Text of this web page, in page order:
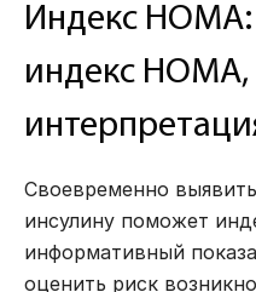
Индекс
индекс НОМА,
Своевременно
инсулину поможет
информативный
оценить риск